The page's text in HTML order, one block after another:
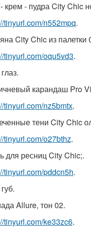
крем - пудра City Chic
tinyurl.com/n552mpq.
City Chic из палетки
tinyurl.com/oqu5vd3.
карандаш Pro
tinyurl.com/nz5bmtx.
тени City Chic
tinyurl.com/o27bthz.
для ресниц City Chic;.
tinyurl.com/pddcn5h.
Allure, тон 02.
tinyurl.com/ke33zc6.